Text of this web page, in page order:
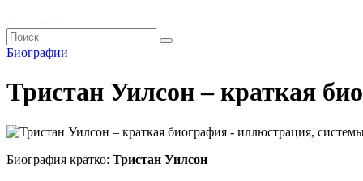
Биографии
Тристан Уилсон – краткая
Биография кратко: Тристан Уилсон